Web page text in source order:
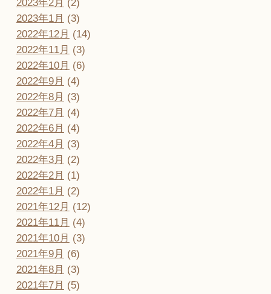
2023年2月 (2)
2023年1月 (3)
2022年12月 (14)
2022年11月 (3)
2022年10月 (6)
2022年9月 (4)
2022年8月 (3)
2022年7月 (4)
2022年6月 (4)
2022年4月 (3)
2022年3月 (2)
2022年2月 (1)
2022年1月 (2)
2021年12月 (12)
2021年11月 (4)
2021年10月 (3)
2021年9月 (6)
2021年8月 (3)
2021年7月 (5)